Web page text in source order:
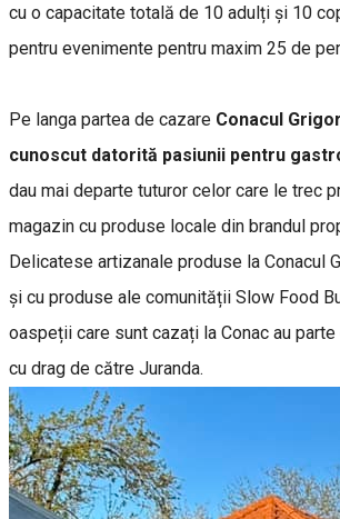
cu o capacitate totală de 10 adulți și 10
pentru evenimente pentru maxim 25 de
Pe langa partea de cazare Conacul
cunoscut datorită pasiunii pentru
dau mai departe tuturor celor care le trec
magazin cu produse locale din brandul
Delicatese artizanale produse la Conacul
și cu produse ale comunității Slow Food
oaspeții care sunt cazați la Conac au
cu drag de către Juranda.